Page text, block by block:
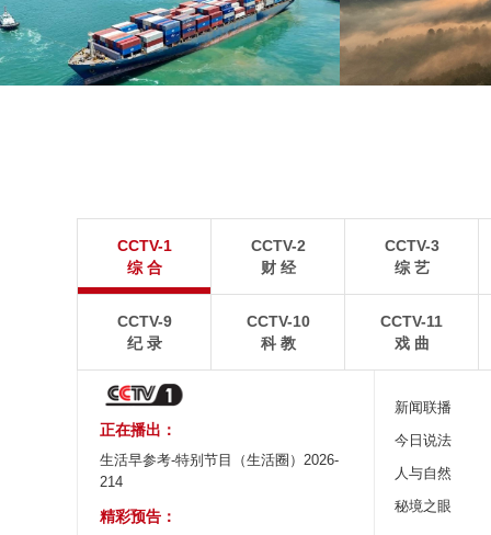
暑期出游 乐享美好时光
炎炎夏日，暑期旅游热度持续攀升。人们亲近山水，
重庆梁平：优质
8月6日，重庆梁平星
8月5日，“科伦坡”轮缓缓驶离山东港口青岛港前湾联
合集装箱码头。
8月6日，河北承德，
CCTV-1
综 合
CCTV-2
财 经
CCTV-3
综 艺
CCTV-9
纪 录
CCTV-10
科 教
CCTV-11
戏 曲
正在播出：
生活早参考-特别节目（生活圈）2026-
214
精彩预告：
新闻联播
今日说法
人与自然
秘境之眼